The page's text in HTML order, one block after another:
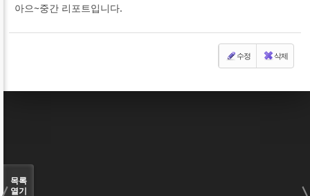
아으~중간 리포트입니다.
수정 삭제
목록
열기
Sketchbook5, 스케치북5
Sketchbook5, 스케치북5